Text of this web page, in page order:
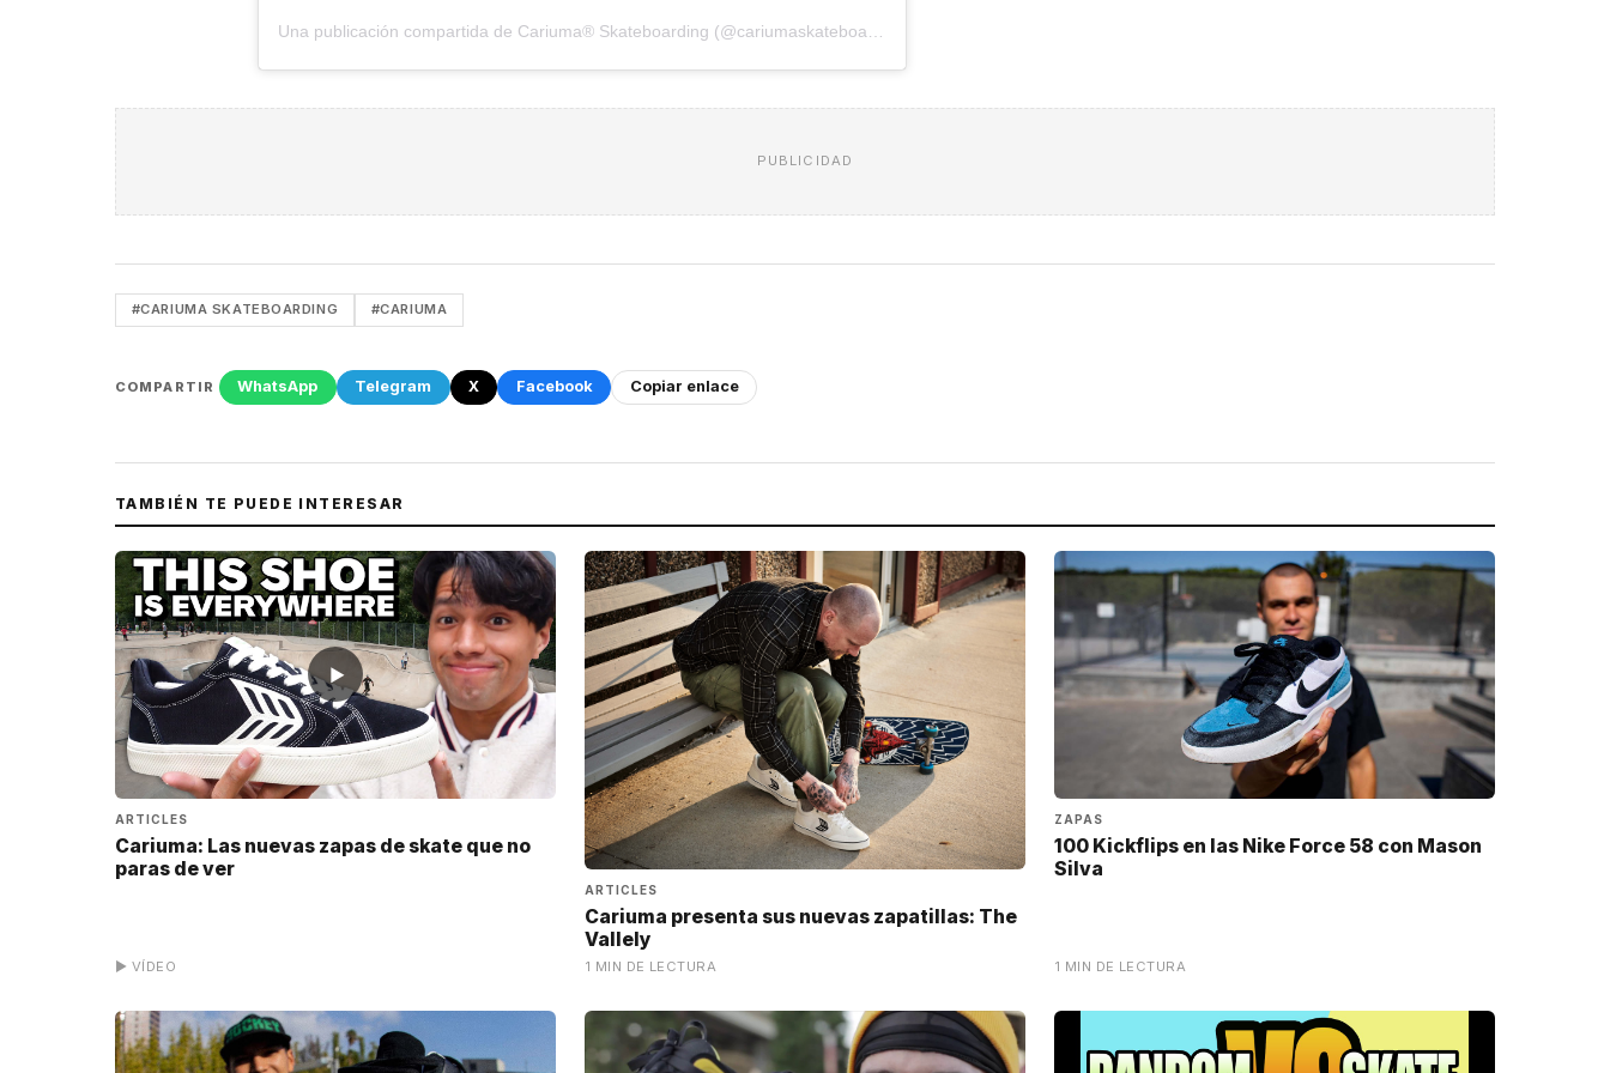
PUBLICIDAD
#CARIUMA SKATEBOARDING #CARIUMA
COMPARTIR WhatsApp Telegram X Facebook Copiar enlace
TAMBIÉN TE PUEDE INTERESAR
▶
ARTICLES
Cariuma: Las nuevas zapas de skate que no
paras de ver
▶ VÍDEO
ARTICLES
Cariuma presenta sus nuevas zapatillas: The
Vallely
1 MIN DE LECTURA
ZAPAS
100 Kickflips en las Nike Force 58 con Mason
Silva
1 MIN DE LECTURA